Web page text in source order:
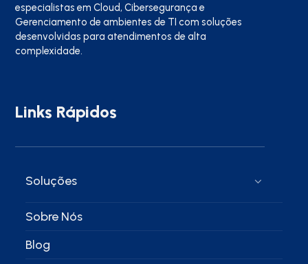
especialistas em Cloud, Cibersegurança e
Gerenciamento de ambientes de TI com soluções
desenvolvidas para atendimentos de alta
complexidade.
Links Rápidos
Soluções
Sobre Nós
Blog